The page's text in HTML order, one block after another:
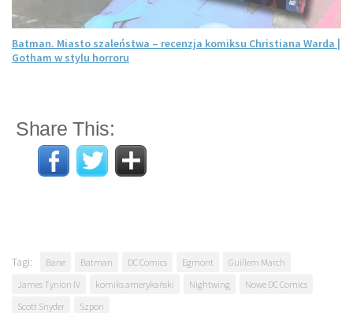
Batman. Miasto szaleństwa – recenzja komiksu Christiana Warda |
Gotham w stylu horroru
Share This:
Tagi: Bane Batman DC Comics Egmont
Guillem March
James Tynion IV
komiks amerykański Nightwing
Nowe DC Comics
Scott Snyder
Szpon